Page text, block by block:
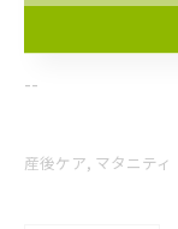
--
産後ケア マタニティ